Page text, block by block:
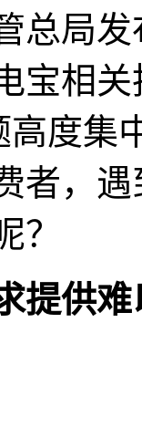
局发
宝相
高度集
者，
？
供难